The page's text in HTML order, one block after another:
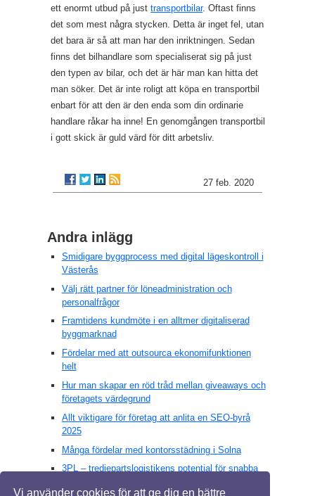
Vi använder cookies för att ge dig en bättre
ett enormt utbud på justtransportbilar. Oftast finns
det som mest några stycken. Detta är inget fel, utan
det bara är så att man har den inriktningen. Sedan
finns det bilhandlare som specialiserat sig på just
den typen av bilar, och det är här man kan hitta det
man söker. Det är inte roligt att köpa en transportbil
enbart för att den är den enda som din ordinarie
handlare råkar ha inne! En genomgången transportbil
i gott skick är guld värd för ditt arbetsliv.
27 feb. 2020
Andra inlägg
Smidigare byggprocess med digital lägeskontroll i
Västerås
Välj rätt partner för löneadministration och
personalfrågor
Framtidens kundmöte i en alltmer digitaliserad
byggmarknad
Fördelar med att outsourca ekonomifunktionen
helt
Hur man skapar en röd tråd mellan giveaways och
företagets värdegrund
Allt viktigare för företag att anlita en SEO-byrå
2025
Många fördelar med kontorsstädning i Solna
3PL – tredjepartslogistikens potential för snabba